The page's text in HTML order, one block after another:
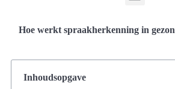
Hoe werkt spraakherkenning in
Inhoudsopgave